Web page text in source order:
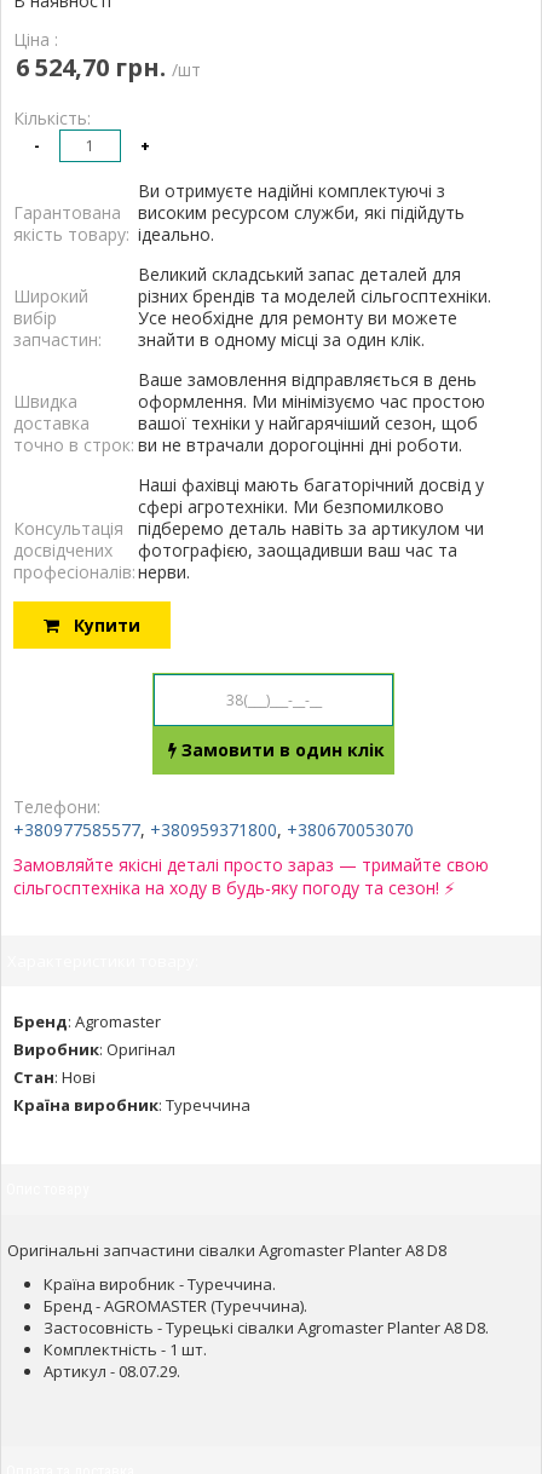
Ціна :
6 524,70 грн. /шт
Кількість:
- +
Гарантована
якість товару:
Ви отримуєте надійні комплектуючі з
високим ресурсом служби, які підійдуть
ідеально.
Широкий
вибір
запчастин:
Великий складський запас деталей для
різних брендів та моделей сільгосптехніки.
Усе необхідне для ремонту ви можете
знайти в одному місці за один клік.
Швидка
доставка
точно в строк:
Ваше замовлення відправляється в день
оформлення. Ми мінімізуємо час простою
вашої техніки у найгарячіший сезон, щоб
ви не втрачали дорогоцінні дні роботи.
Консультація
досвідчених
професіоналів:
Наші фахівці мають багаторічний досвід у
сфері агротехніки. Ми безпомилково
підберемо деталь навіть за артикулом чи
фотографією, заощадивши ваш час та
нерви.
Купити
Замовити в один клік
Телефони:
+380977585577, +380959371800, +380670053070
Замовляйте якісні деталі просто зараз — тримайте свою
сільгосптехніка на ходу в будь-яку погоду та сезон! ⚡
Бренд: Agromaster
Виробник: Оригінал
Стан: Нові
Країна виробник: Туреччина
Оригінальні запчастини сівалки Agromaster Planter A8 D8
Країна виробник - Туреччина.
Бренд - AGROMASTER (Туреччина).
Застосовність - Турецькі сівалки Agromaster Planter A8 D8.
Комплектність - 1 шт.
Артикул - 08.07.29.